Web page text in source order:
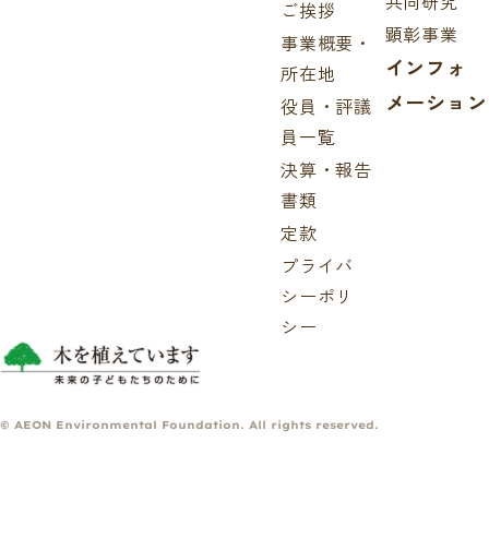
ご挨拶
事業概要・
所在地
役員・評議
員一覧
決算・報告
書類
定款
プライバ
シーポリ
シー
顕彰事業
インフォ
メーション
© AEON Environmental Foundation. All rights reserved.